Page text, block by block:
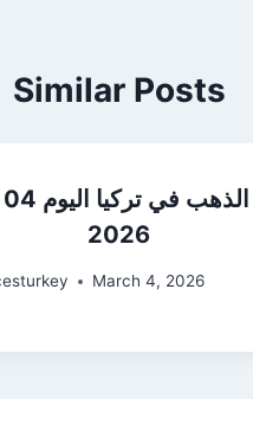
Similar Posts
2026
March 4, 2026